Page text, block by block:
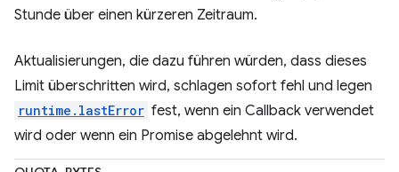
Stunde über einen kürzeren Zeitraum.
Aktualisierungen, die dazu führen würden, dass dieses
Limit überschritten wird, schlagen sofort fehl und legen
runtime.lastError fest, wenn ein Callback verwendet
wird oder wenn ein Promise abgelehnt wird.